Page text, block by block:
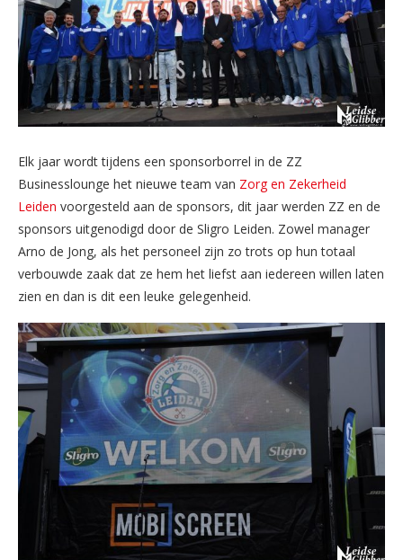
Elk jaar wordt tijdens een sponsorborrel in de ZZ
Businesslounge het nieuwe team van Zorg en Zekerheid
Leiden voorgesteld aan de sponsors, dit jaar werden ZZ en de
sponsors uitgenodigd door de Sligro Leiden. Zowel manager
Arno de Jong, als het personeel zijn zo trots op hun totaal
verbouwde zaak dat ze hem het liefst aan iedereen willen laten
zien en dan is dit een leuke gelegenheid.